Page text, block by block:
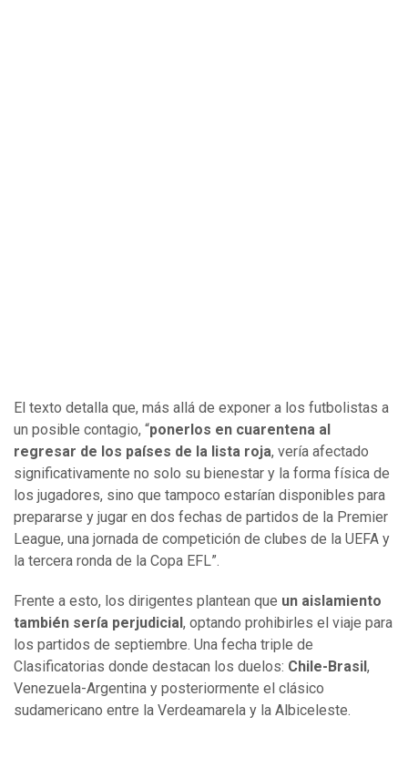
El texto detalla que, más allá de exponer a los futbolistas a
un posible contagio, “ponerlos en cuarentena al
regresar de los países de la lista roja, vería afectado
significativamente no solo su bienestar y la forma física de
los jugadores, sino que tampoco estarían disponibles para
prepararse y jugar en dos fechas de partidos de la Premier
League, una jornada de competición de clubes de la UEFA y
la tercera ronda de la Copa EFL”.
Frente a esto, los dirigentes plantean que un aislamiento
también sería perjudicial, optando prohibirles el viaje para
los partidos de septiembre. Una fecha triple de
Clasificatorias donde destacan los duelos: Chile-Brasil,
Venezuela-Argentina y posteriormente el clásico
sudamericano entre la Verdeamarela y la Albiceleste.